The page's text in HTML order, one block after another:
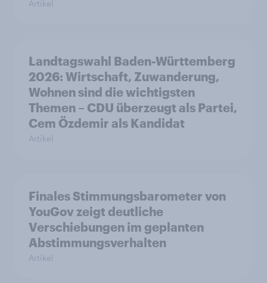
Artikel
Landtagswahl Baden-Württemberg
2026: Wirtschaft, Zuwanderung,
Wohnen sind die wichtigsten
Themen – CDU überzeugt als Partei,
Cem Özdemir als Kandidat
Artikel
Finales Stimmungsbarometer von
YouGov zeigt deutliche
Verschiebungen im geplanten
Abstimmungsverhalten
Artikel